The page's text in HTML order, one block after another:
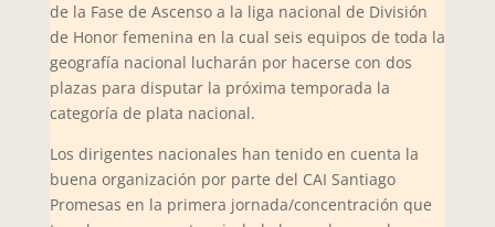
de la Fase de Ascenso a la liga nacional de División
de Honor femenina en la cual seis equipos de toda la
geografía nacional lucharán por hacerse con dos
plazas para disputar la próxima temporada la
categoría de plata nacional.
Los dirigentes nacionales han tenido en cuenta la
buena organización por parte del CAI Santiago
Promesas en la primera jornada/concentración que